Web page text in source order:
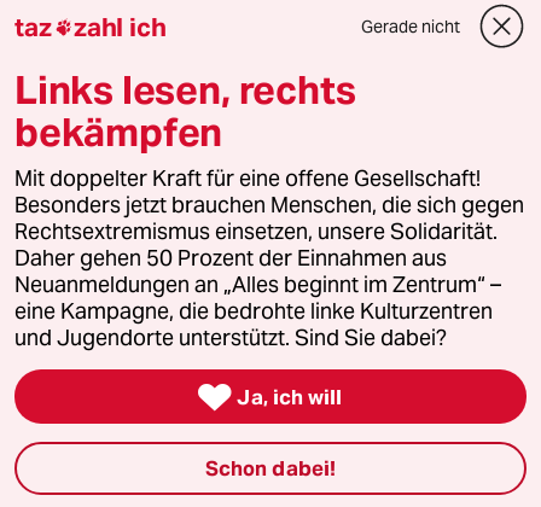
Downloads für Abonnierende
© 2026 taz Verlags und Vertriebs GmbH
Alle Rechte vorbehalten. Bei rechtlichen Fragen oder für Genehmigungen
wenden Sie sich bitte an
lizenzen@taz.de
Feedback Redaktionsstatut Kommune-Richtlinien
Leitlinie Informant Datenschutz Impressum AGB
Seitenwende Einwilligungen widerrufen (Ads)
taz zahl ich Gerade nicht
Links lesen, rechts
bekämpfen
Mit doppelter Kraft für eine offene Gesellschaft!
Besonders jetzt brauchen Menschen, die sich gegen
Rechtsextremismus einsetzen, unsere Solidarität.
Daher gehen 50 Prozent der Einnahmen aus
Neuanmeldungen an „Alles beginnt im Zentrum“ –
eine Kampagne, die bedrohte linke Kulturzentren
und Jugendorte unterstützt. Sind Sie dabei?
 Ja, ich will
Schon dabei!